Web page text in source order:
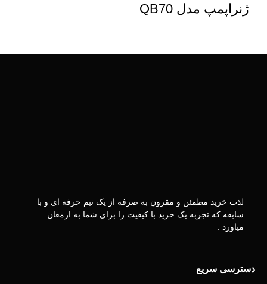
ژنراپمپ مدل QB70
لذت خرید مطمئن و مقرون به صرفه از یک تیم حرفه ای و با
سابقه که تجربه یک خرید با کیفیت را برای شما به ارمغان
میاورد .
دسترسی سریع